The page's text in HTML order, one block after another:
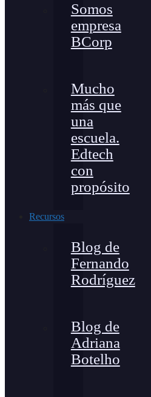
Somos
empresa
BCorp
Mucho
más que
una
escuela.
Edtech
con
propósito
Recursos
Blog de
Fernando
Rodríguez
Blog de
Adriana
Botelho